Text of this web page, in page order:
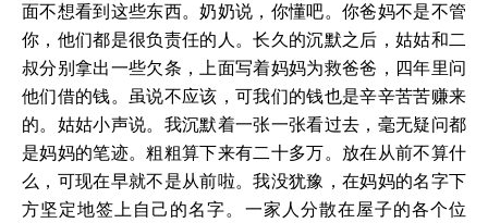
面不想看到这些东西。奶奶说，你懂吧。你爸妈不是不管
你，他们都是很负责任的人。长久的沉默之后，姑姑和二
叔分别拿出一些欠条，上面写着妈妈为救爸爸，四年里问
他们借的钱。虽说不应该，可我们的钱也是辛辛苦苦赚来
的。姑姑小声说。我沉默着一张一张看过去，毫无疑问都
是妈妈的笔迹。粗粗算下来有二十多万。放在从前不算什
么，可现在早就不是从前啦。我没犹豫，在妈妈的名字下
方坚定地签上自己的名字。一家人分散在屋子的各个位